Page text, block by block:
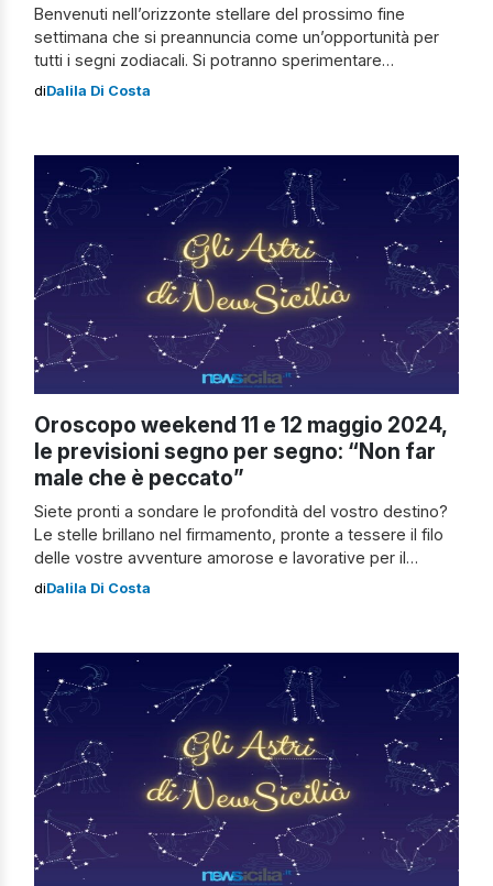
Benvenuti nell’orizzonte stellare del prossimo fine
settimana che si preannuncia come un’opportunità per
tutti i segni zodiacali. Si potranno sperimentare
cambiamenti significativi, tuttavia, mentre alcune
richiederanno un equilibrio delicato. Scopriamo, quindi,
insieme l’oroscopo del weekend del 18 e 19 […]
diDalila Di Costa
Oroscopo weekend 11 e 12 maggio 2024,
le previsioni segno per segno: “Non far
male che è peccato”
Siete pronti a sondare le profondità del vostro destino?
Le stelle brillano nel firmamento, pronte a tessere il filo
delle vostre avventure amorose e lavorative per il
prossimo fine settimana. Scopriamo, quindi, insieme
fortuna! Segni di […]
diDalila Di Costa